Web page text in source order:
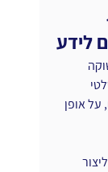
לידע
על אופן